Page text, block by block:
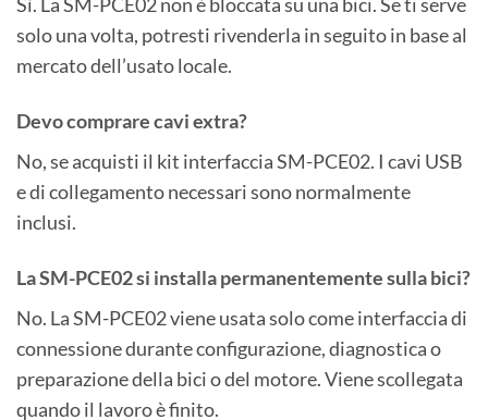
solo una volta, potresti rivenderla in seguito in base al
mercato dell’usato locale.
Devo comprare cavi extra?
No, se acquisti il kit interfaccia SM-PCE02. I cavi USB
e di collegamento necessari sono normalmente
inclusi.
La SM-PCE02 si installa permanentemente sulla bici?
No. La SM-PCE02 viene usata solo come interfaccia di
connessione durante configurazione, diagnostica o
preparazione della bici o del motore. Viene scollegata
quando il lavoro è finito.